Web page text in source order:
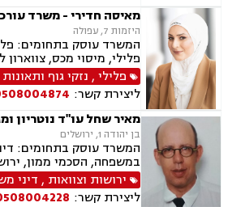
מאיסה חדירי - משרד
היזמות 7, עפולה
המשרד עוסק בתחומים:
פלילי, מיסוי מכס, צווארון
רפואית, דיני ביטוח, דיני
ביטוח לאומי, דיני עבודה,
מס, תאונות עבודה,
פלילי, נזקי גוף ותאונות
ליצירת קשר:
מאיר שחל עו"ד נוטריון
בן יהודה 1, ירושלים
המשרד עוסק בתחומים:
במשפחה, הסכמי ממון,
משמורת, אפוטרופסות,
תיאום הורי, נוטריון,
ירושות וצוואות , דיני
ליצירת קשר: